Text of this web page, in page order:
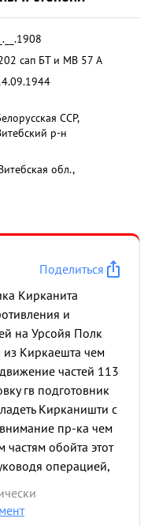
__.__.1908
сап БТ и МВ 57 А
ССР,
р-н
обл.,
Поделиться
Кирканита
и
на Урсойя Полк
из Киркаешта чем
частей 113
гв подготовник
Кирканишти с
внимание пр-ка чем
обойта этот
операцией,
подполковник
на штурм